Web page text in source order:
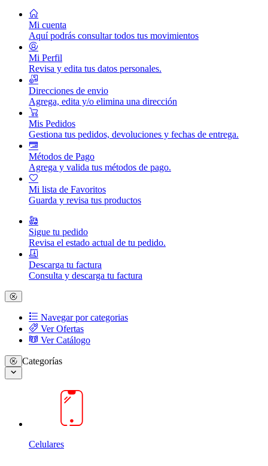
Mi cuenta
Aquí podrás consultar todos tus movimientos
Mi Perfil
Revisa y edita tus datos personales.
Direcciones de envio
Agrega, edita y/o elimina una dirección
Mis Pedidos
Gestiona tus pedidos, devoluciones y fechas de entrega.
Métodos de Pago
Agrega y valida tus métodos de pago.
Mi lista de Favoritos
Guarda y revisa tus productos
Sigue tu pedido
Revisa el estado actual de tu pedido.
Descarga tu factura
Consulta y descarga tu factura
Navegar por categorias
Ver Ofertas
Ver Catálogo
Categorías
Celulares